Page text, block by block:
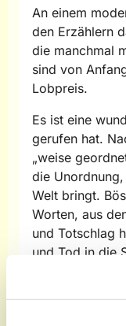
An einem
den Erzählern
die manchmal
sind von
Lobpreis.
Es ist eine
gerufen hat.
„weise
die
Welt bringt.
Worten, aus
und Totschlag
und Tod in die
So
Erzähler auch